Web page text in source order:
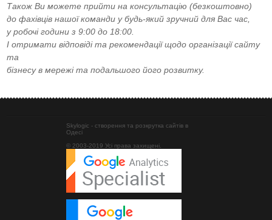
Також Ви можете прийти на консультацію (безкоштовно)
до фахівців нашої команди у будь-який зручний для Вас час,
у робочі години з 9:00 до 18:00.
І отримати відповіді та рекомендації щодо організації сайту
та
бізнесу в мережі та подальшого його розвитку.
Skylogic - створення та розкрутка сайтів в
Одесі
© 2003-2019 Усі права захищені.